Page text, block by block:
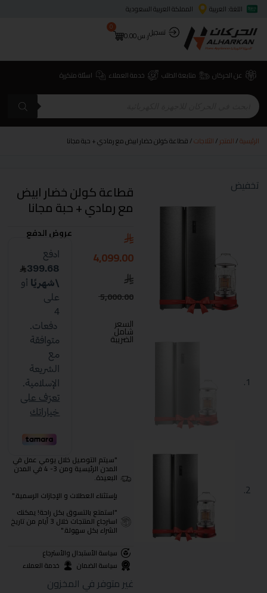
اللغة: العربية
المملكة العربية السعودية
تسجيلر.س0.00
0
عن الحركان متابعة الطلب خدمة العملاء اسئلة متكررة
الرئيسية/المتجر/الثلاجات/ قطاعة كولن خضار ابيض مع رمادي + حبة مجانا
تخفيض قطاعة كولن خضار ابيض
مع رمادي + حبة مجانا
5,000.00
4,099.00
السعر
شامل
الضريبة
عروض الدفع
"سيتم التوصيل خلال يومي عمل في
المدن الرئيسية ومن 3- 4 في المدن
البعيدة.
بإستثناء العطلات و الإجازات الرسمية."
"استمتع بالتسوق بكل راحة! يمكنك
استرجاع المنتجات خلال 3 أيام من تاريخ
الشراء بكل سهولة."
سياسة الأستبدال والأسترجاع
سياسة الضمان
خدمة العملاء
غير متوفر في المخزون